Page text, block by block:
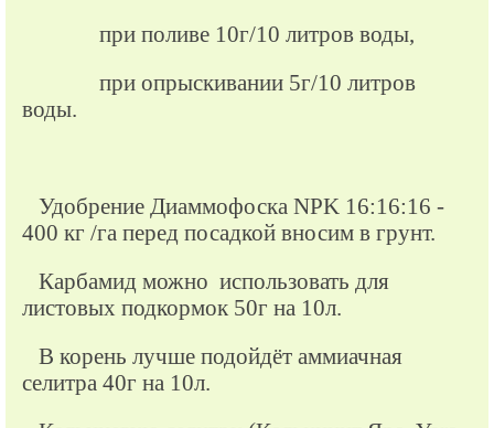
при поливе 10г/10 литров воды,
при опрыскивании 5г/10 литров
воды.
Удобрение Диаммофоска NPK 16:16:16 -
400 кг /га перед посадкой вносим в грунт.
Карбамид можно использовать для
листовых подкормок 50г на 10л.
В корень лучше подойдёт аммиачная
селитра 40г на 10л.